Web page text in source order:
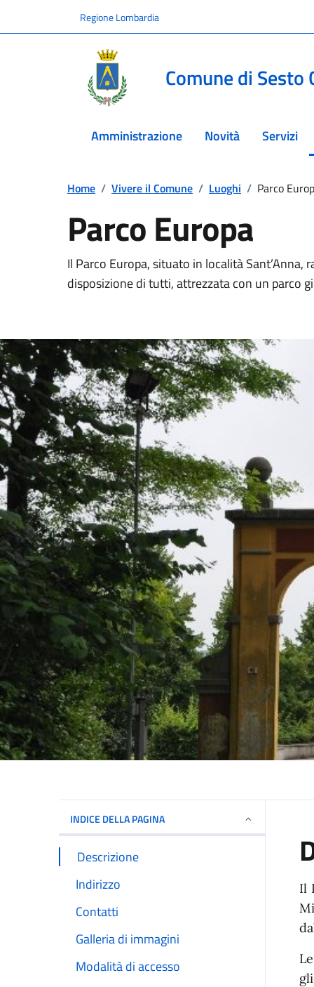
Regione Lombardia
Comune di Sesto
Amministrazione Novità Servizi
Home / Vivere il Comune / Luoghi / Parco
Parco Europa
Il Parco Europa, situato in località Sant’Anna,
disposizione di tutti, attrezzata con un parco
INDICE DELLA PAGINA
Descrizione
Indirizzo
Contatti
Galleria di immagini
Modalità di accesso
Il